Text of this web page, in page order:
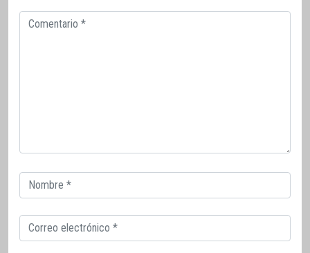
Comentario
Correo
electrónico
Correo
electrónico